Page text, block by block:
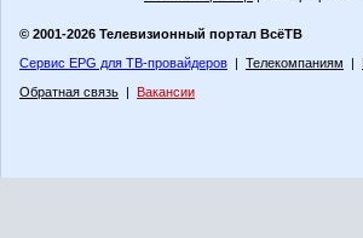
© 2001-2026 Телевизионный портал ВсёТВ
Сервис EPG для ТВ-провайдеров | Телекомпаниям |
Обратная связь | Вакансии